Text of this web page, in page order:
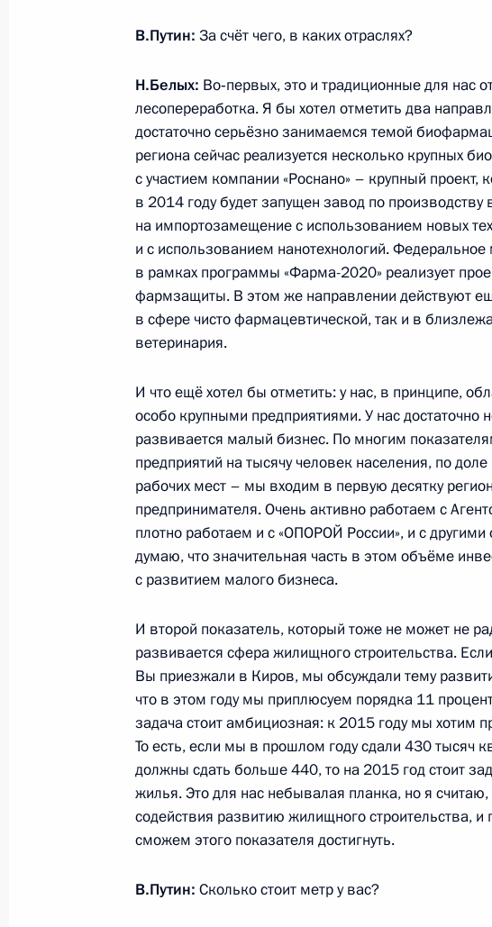
11 ноября 2013 года, 04:00
10 ноября 2013 года, воскресенье
Торжественный вечер, посвящённый Дню
внутренних дел
10 ноября 2013 года, 18:00 Москва, Кремль
8 ноября 2013 года, пятница
Встреча с Королём Нидерландов Виллемом-
Встреча с участниками Всероссийского
образований
8 ноября 2013 года, 17:20 Москва, Кремль
7 ноября 2013 года, четверг
Рабочая встреча с Главой Республики Коми
Гайзером
7 ноября 2013 года, 17:00 Московская область, Ново-
Встреча с заведующими кафедрами
дисциплин
7 ноября 2013 года, 15:40 Московская область, Ново-
6 ноября 2013 года, среда
В.Путин: За счёт чего, в каких отраслях?
Н.Белых: Во‑первых, это и традиционные для нас
лесопереработка. Я бы хотел отметить два
достаточно серьёзно занимаемся темой
региона сейчас реализуется несколько крупных
с участием компании «Роснано» – крупный проект,
в 2014 году будет запущен завод по
на импортозамещение с использованием новых
и с использованием нанотехнологий.
в рамках программы «Фарма-2020» реализует
фармзащиты. В этом же направлении действуют
в сфере чисто фармацевтической, так и в
ветеринария.
И что ещё хотел бы отметить: у нас, в принципе,
особо крупными предприятиями. У нас достаточно
развивается малый бизнес. По многим
предприятий на тысячу человек населения, по
рабочих мест – мы входим в первую десятку
предпринимателя. Очень активно работаем с
плотно работаем и с «ОПОРОЙ России», и с
думаю, что значительная часть в этом объёме
с развитием малого бизнеса.
И второй показатель, который тоже не может не
развивается сфера жилищного строительства.
Вы приезжали в Киров, мы обсуждали тему
что в этом году мы приплюсуем порядка 11
задача стоит амбициозная: к 2015 году мы хотим
То есть, если мы в прошлом году сдали 430 тысяч
должны сдать больше 440, то на 2015 год стоит
жилья. Это для нас небывалая планка, но я
содействия развитию жилищного строительства,
сможем этого показателя достигнуть.
В.Путин: Сколько стоит метр у вас?